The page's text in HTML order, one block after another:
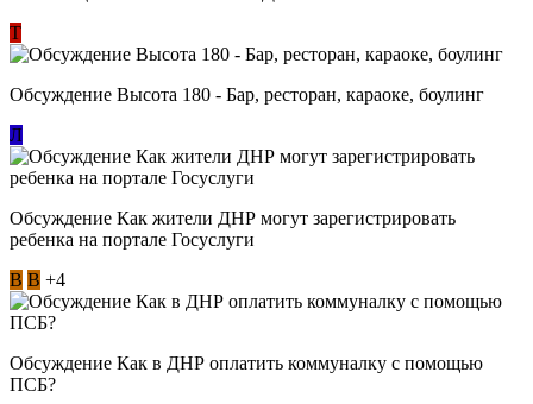
Т
Обсуждение Высота 180 - Бар, ресторан, караоке, боулинг
Л
Обсуждение Как жители ДНР могут зарегистрировать
ребенка на портале Госуслуги
В В +4
Обсуждение Как в ДНР оплатить коммуналку с помощью
ПСБ?